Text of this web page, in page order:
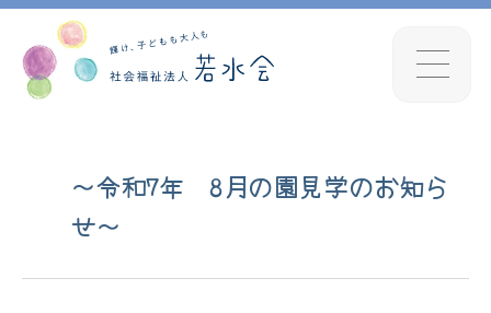
～令和7年 8月の園見学のお知ら
せ～